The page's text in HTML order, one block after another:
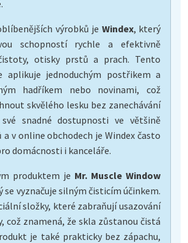
výrobků je Windex, který
schopností rychle a efektivně
otisky prstů a prach. Tento
aplikuje jednoduchým postřikem a
hadříkem nebo novinami, což
skvělého lesku bez zanechávání
snadné dostupnosti ve většině
v online obchodech je Windex často
domácnosti i kanceláře.
produktem je Mr. Muscle Window
se vyznačuje silným čisticím účinkem.
složky, které zabraňují usazování
což znamená, že skla zůstanou čistá
je také prakticky bez zápachu,